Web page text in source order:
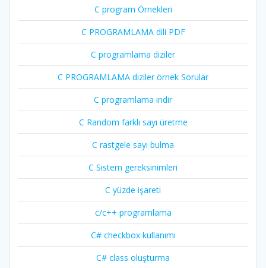
C program Örnekleri
C PROGRAMLAMA dili PDF
C programlama diziler
C PROGRAMLAMA diziler örnek Sorular
C programlama indir
C Random farklı sayı üretme
C rastgele sayı bulma
C Sistem gereksinimleri
C yüzde işareti
c/c++ programlama
C# checkbox kullanımı
C# class oluşturma